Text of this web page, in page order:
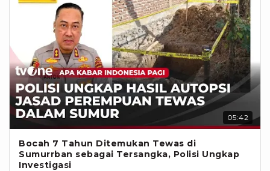
05:42
Bocah 7 Tahun Ditemukan Tewas di
Sumurrban sebagai Tersangka, Polisi Ungkap
Investigasi